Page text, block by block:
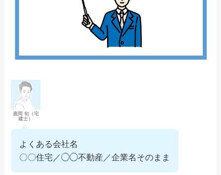
廣岡 旬（宅
建士）
よくある会社名
〇〇住宅／◯◯不動産／企業名そのまま